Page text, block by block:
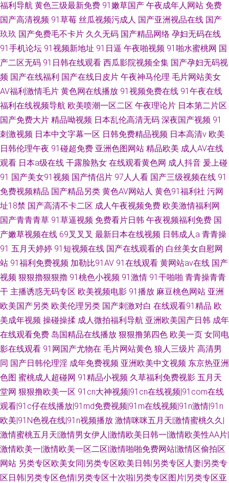
福利导航 黄色三级最新免费 91嫩草国产 午夜成年人网站 免费
国产高清视频 91草莓 丝瓜视频污成人 国产亚洲视品在线 国产
玖玖 国产免费毛不卡片 久久无码 国产精品网络 孕妇无码在线
91手机论坛 91视频新地址 91日逼 午夜啪视频 91啪水蜜桃网 国
产二区无码 91日韩在线观看 西瓜影院视频全集 国产孕妇无码视
频 国产在线福利 国产在线日皮片 午夜神马伦理 毛片网站美女
AV福利激情毛片 黄色网在线播放 91视频免费在线 91午夜在线
福利在线视频导航 欧美喷潮一区二区 午夜理论片 日本第二片区
国产免费大片 精品呦视频 日本乱伦高清无码 深夜国产视频 91
刺激视频 日本中文字幕一区 日韩免费精品视频 日本高清v 欧美
日韩伦理午夜 91碰超免费 亚洲色图网站 精品欧美 成人AV在线
观看 日本a级在线 干露脸熟女 在线观看黄色网 成人抖音 爰上碰
91 国产美女91视频 国产情侣片 97人人看 国产三级视频在线 91
免费视频精品 国产精品另类 黄色AV网站人 黄色91福利社 污网
址18禁 国产高清不卡二区 成人午夜视频免费 欧美激情福利网
国产青青青草 91草逼视频 免费看片日韩 午夜视频福利免费 国
产嫩草视频在线 69叉叉叉 最新日本在线视频 日韩成人a 青青操
91 五月天婷婷 91短视频在线 国产在线观看的 白丝美女自慰网
站 91福利免费视频 加勒比91AV 91在线观看 黄网站av在线 国产
视频 狠狠擼狠狠擼 91桃色小视频 91激情 91干啪啪 青青操青青
干 主播诱惑无码专区 欧美视频电影 91播放 麻豆桃色网站 亚洲
欧美国产另类 欧美伦理另类 国产刺激对白 在线观看91精品 欧
美成年视频 操碰操揉 成人微拍福利导航 亚洲欧美国产日韩 成年
在线观看免费 岛国精品在线播放 狠狠撸第四色 欧美一页 女同电
影在线观看 91网国产尤物在 毛片网站黄色 狼人三级片 高清男
同 国产日韩伦理淫 成年免费视频 亚洲欧美中文视频 东京热亚洲
色图 蜜桃成人超碰网 91精品小视频 久草福利免费视影 五月天
堂网 狠狠撸欧美一区 91cn大神视频|91cn在线视频|91com在线
观看|91c仔在线播放|91md免费视频|91m在线视频|91n激情|91n
欧美|91N色视在线|91n视频播放 激情咪咪五月天|激情蜜桃久久|
激情蜜桃五月天|激情男女伊人|激情欧美日韩一|激情欧美性AA片|
激情欧美一|激情欧美一区二区|激情啪啪免费网站|激情区偷拍区
网站 另类专区欧美女同|另类专区欧美日韩|另类专区人妻|另类专
区日韩|另类专区色情|另类专区十次啦|另类专区图片|另类专区亚